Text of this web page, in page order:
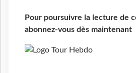
Pour poursuivre la lecture de
abonnez-vous dès maintenant